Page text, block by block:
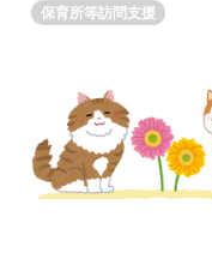
保育所等訪問支援